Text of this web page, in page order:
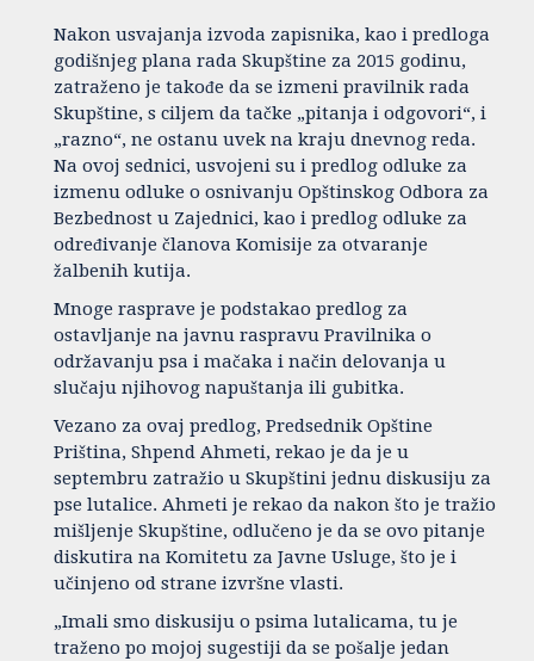
Nakon usvajanja izvoda zapisnika, kao i predloga
godišnjeg plana rada Skupštine za 2015 godinu,
zatraženo je takođe da se izmeni pravilnik rada
Skupštine, s ciljem da tačke „pitanja i odgovori“, i
„razno“, ne ostanu uvek na kraju dnevnog reda.
Na ovoj sednici, usvojeni su i predlog odluke za
izmenu odluke o osnivanju Opštinskog Odbora za
Bezbednost u Zajednici, kao i predlog odluke za
određivanje članova Komisije za otvaranje
žalbenih kutija.
Mnoge rasprave je podstakao predlog za
ostavljanje na javnu raspravu Pravilnika o
održavanju psa i mačaka i način delovanja u
slučaju njihovog napuštanja ili gubitka.
Vezano za ovaj predlog, Predsednik Opštine
Priština, Shpend Ahmeti, rekao je da je u
septembru zatražio u Skupštini jednu diskusiju za
pse lutalice. Ahmeti je rekao da nakon što je tražio
mišljenje Skupštine, odlučeno je da se ovo pitanje
diskutira na Komitetu za Javne Usluge, što je i
učinjeno od strane izvršne vlasti.
„Imali smo diskusiju o psima lutalicama, tu je
traženo po mojoj sugestiji da se pošalje jedan